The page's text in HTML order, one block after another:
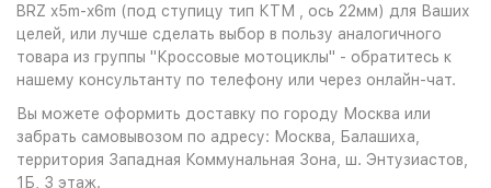
BRZ x5m-x6m (под ступицу тип КТМ , ось 22мм) для Ваших
целей, или лучше сделать выбор в пользу аналогичного
товара из группы "Кроссовые мотоциклы" - обратитесь к
нашему консультанту по телефону или через онлайн-чат.
Вы можете оформить доставку по городу Москва или
забрать самовывозом по адресу: Москва, Балашиха,
территория Западная Коммунальная Зона, ш. Энтузиастов,
1Б, 3 этаж.